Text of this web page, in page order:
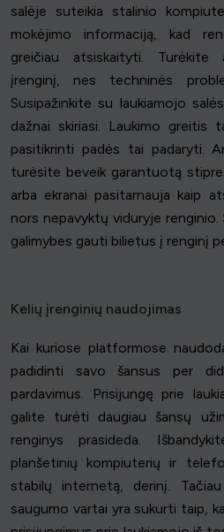
salėje suteikia stalinio
mokėjimo informaciją, kad
greičiau atsiskaityti. Turėkite
įrenginį, nes techninės
Susipažinkite su laukiamojo
dažnai skiriasi. Laukimo greitis
pasitikrinti padės tai padaryti.
turėsite beveik garantuotą
arba ekranai pasitarnauja kaip
nors nepavyktų viduryje renginio.
galimybes gauti bilietus į renginį
Kelių įrenginių naudojimas
Kai kuriose platformose
padidinti savo šansus per
pardavimus. Prisijungę prie
galite turėti daugiau šansų
renginys prasideda.
planšetinių kompiuterių ir
stabilų internetą, derinį.
saugumo vartai yra sukurti taip,